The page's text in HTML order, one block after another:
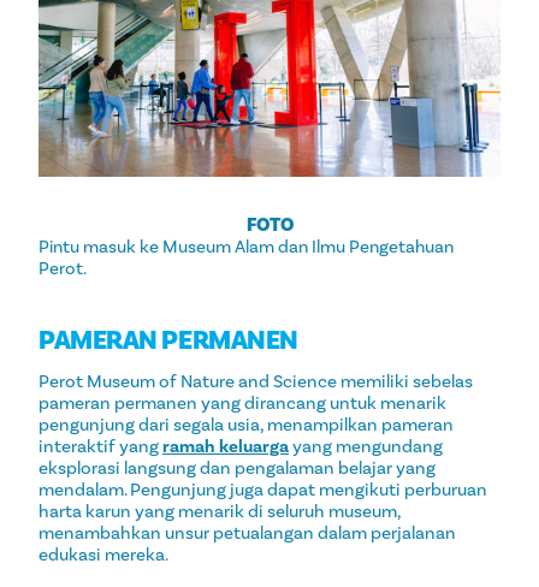
FOTO
Pintu masuk ke Museum Alam dan Ilmu Pengetahuan
Perot.
PAMERAN PERMANEN
Perot Museum of Nature and Science memiliki sebelas
pameran permanen yang dirancang untuk menarik
pengunjung dari segala usia, menampilkan pameran
interaktif yangramah keluargayang mengundang
eksplorasi langsung dan pengalaman belajar yang
mendalam. Pengunjung juga dapat mengikuti perburuan
harta karun yang menarik di seluruh museum,
menambahkan unsur petualangan dalam perjalanan
edukasi mereka.